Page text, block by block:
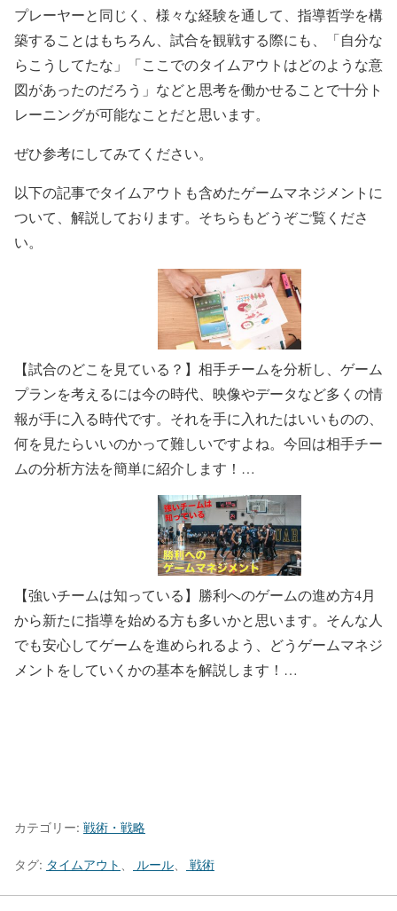
プレーヤーと同じく、様々な経験を通して、指導哲学を構
築することはもちろん、試合を観戦する際にも、「自分な
らこうしてたな」「ここでのタイムアウトはどのような意
図があったのだろう」などと思考を働かせることで十分ト
レーニングが可能なことだと思います。
ぜひ参考にしてみてください。
以下の記事でタイムアウトも含めたゲームマネジメントに
ついて、解説しております。そちらもどうぞご覧くださ
い。
【試合のどこを見ている？】相手チームを分析し、ゲーム
プランを考えるには今の時代、映像やデータなど多くの情
報が手に入る時代です。それを手に入れたはいいものの、
何を見たらいいのかって難しいですよね。今回は相手チー
ムの分析方法を簡単に紹介します！…
【強いチームは知っている】勝利へのゲームの進め方4月
から新たに指導を始める方も多いかと思います。そんな人
でも安心してゲームを進められるよう、どうゲームマネジ
メントをしていくかの基本を解説します！…
カテゴリー: 戦術・戦略
タグ: タイムアウト ルール 戦術